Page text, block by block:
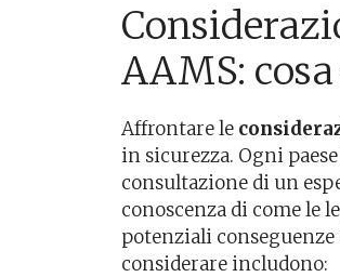
AAMS:
Affrontare le
in sicurezza. Ogni
consultazione di un
conoscenza di come le
potenziali
considerare includono: